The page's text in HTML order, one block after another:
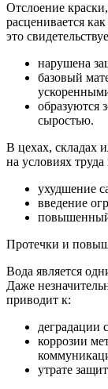
Отслоение
расценивается
это
нарушена
базовый
образуются
сыростью.
В цехах, складах
на условиях
ухудшение
введение
Протечки и
Вода является
Даже
приводит к:
деградации
коррозии
утрате